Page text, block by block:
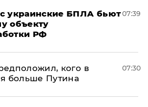
украинские БПЛА бьют
объекту
РФ
07:39
кого в
больше Путина
07:30